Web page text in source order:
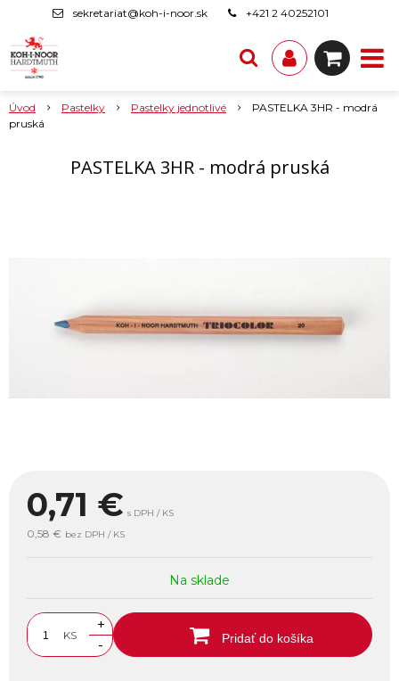
sekretariat@koh-i-noor.sk +421 2 40252101
Úvod Pastelky Pastelky jednotlivé
PASTELKA 3HR - modrá
pruská
PASTELKA 3HR - modrá pruská
0,71 € s DPH / KS
0,58 € bez DPH / KS
Na sklade
KS
+
-
Pridať do košíka